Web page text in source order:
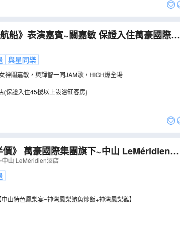
船》表演嘉賓~關嘉敏 保證入住萬豪國際集
入住45樓以上設浴缸客房) 【私房秘製龍船
）
與星同樂
神關嘉敏，與輝智一同JAM歌，HIGH爆全場
(保證入住45樓以上設浴缸客房)
》 萬豪國際集團旗下~中山 LeMéridien酒
中山 LeMéridien酒店
山特色鳳梨宴~神灣鳳梨鮑魚炒飯+神灣鳳梨雞】